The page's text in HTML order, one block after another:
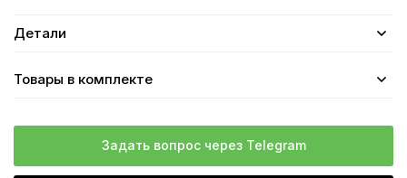
Детали
Товары в комплекте
Задать вопрос через Telegram